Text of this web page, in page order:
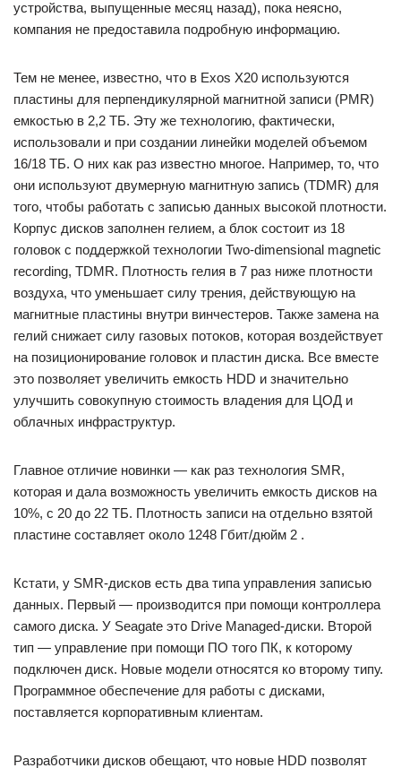
устройства, выпущенные месяц назад), пока неясно,
компания не предоставила подробную информацию.
Тем не менее, известно, что в Exos X20 используются
пластины для перпендикулярной магнитной записи (PMR)
емкостью в 2,2 ТБ. Эту же технологию, фактически,
использовали и при создании линейки моделей объемом
16/18 ТБ. О них как раз известно многое. Например, то, что
они используют двумерную магнитную запись (TDMR) для
того, чтобы работать с записью данных высокой плотности.
Корпус дисков заполнен гелием, а блок состоит из 18
головок с поддержкой технологии Two-dimensional magnetic
recording, TDMR. Плотность гелия в 7 раз ниже плотности
воздуха, что уменьшает силу трения, действующую на
магнитные пластины внутри винчестеров. Также замена на
гелий снижает силу газовых потоков, которая воздействует
на позиционирование головок и пластин диска. Все вместе
это позволяет увеличить емкость HDD и значительно
улучшить совокупную стоимость владения для ЦОД и
облачных инфраструктур.
Главное отличие новинки — как раз технология SMR,
которая и дала возможность увеличить емкость дисков на
10%, с 20 до 22 ТБ. Плотность записи на отдельно взятой
пластине составляет около 1248 Гбит/дюйм 2 .
Кстати, у SMR-дисков есть два типа управления записью
данных. Первый — производится при помощи контроллера
самого диска. У Seagate это Drive Managed-диски. Второй
тип — управление при помощи ПО того ПК, к которому
подключен диск. Новые модели относятся ко второму типу.
Программное обеспечение для работы с дисками,
поставляется корпоративным клиентам.
Разработчики дисков обещают, что новые HDD позволят